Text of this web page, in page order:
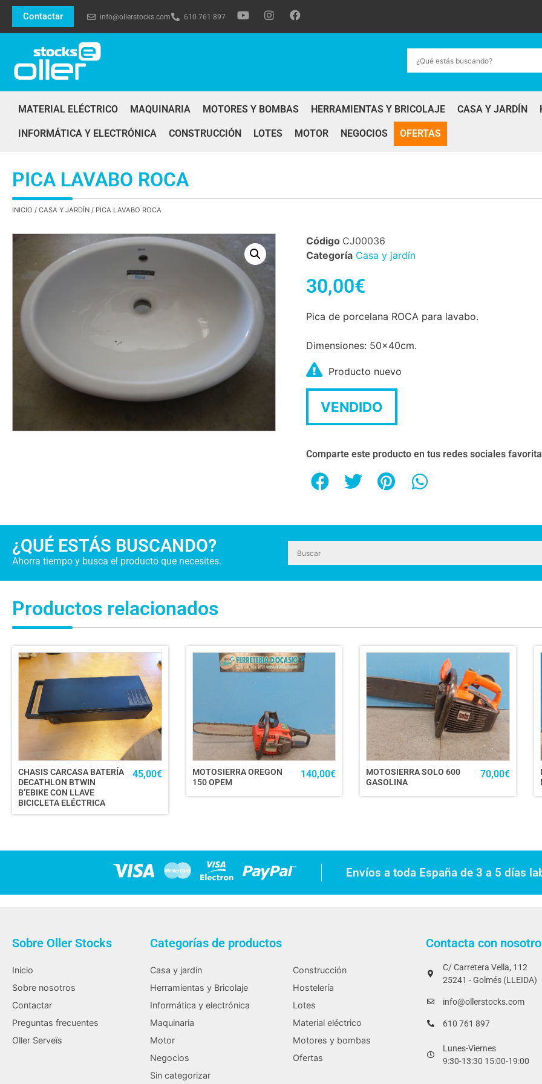
Contactar info@ollerstocks.com 610 761 897
MATERIAL ELÉCTRICO MAQUINARIA MOTORES Y BOMBAS HERRAMIENTAS Y BRICOLAJE CASA Y JARDÍN
INFORMÁTICA Y ELECTRÓNICA CONSTRUCCIÓN LOTES MOTOR NEGOCIOS OFERTAS
PICA LAVABO ROCA
INICIO / CASA Y JARDÍN / PICA LAVABO ROCA
Código CJ00036
Categoría Casa y jardín
30,00€
Pica de porcelana ROCA para lavabo.
Dimensiones: 50x40cm.
Producto nuevo
VENDIDO
Comparte este producto en tus redes sociales
¿QUÉ ESTÁS BUSCANDO?
Ahorra tiempo y busca el producto que necesites.
Productos relacionados
CHASIS CARCASA BATERÍA
DECATHLON BTWIN
B’EBIKE CON LLAVE
BICICLETA ELÉCTRICA
45,00€
MOTOSIERRA OREGON
150 OPEM
140,00€
MOTOSIERRA SOLO 600
GASOLINA
70,00€
Envíos a toda España de 3 a 5 días
Sobre Oller Stocks
Inicio
Sobre nosotros
Contactar
Preguntas frecuentes
Oller Serveïs
Categorías de productos
Casa y jardín
Construcción
Herramientas y Bricolaje
Hostelería
Informática y electrónica
Lotes
Maquinaria
Material eléctrico
Motor
Motores y bombas
Negocios
Ofertas
Sin categorizar
Contacta con
C/ Carretera Vella, 112
25241 - Golmés (LLEIDA)
info@ollerstocks.com
610 761 897
Lunes-Viernes
9:30-13:30 15:00-19:00